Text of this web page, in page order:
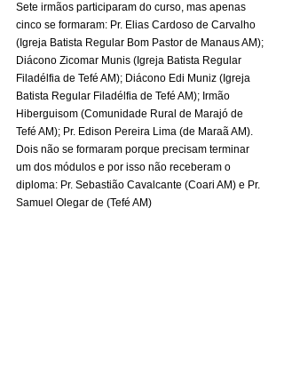
Sete irmãos participaram do curso, mas apenas
cinco se formaram: Pr. Elias Cardoso de Carvalho
(Igreja Batista Regular Bom Pastor de Manaus AM);
Diácono Zicomar Munis (Igreja Batista Regular
Filadélfia de Tefé AM); Diácono Edi Muniz (Igreja
Batista Regular Filadélfia de Tefé AM); Irmão
Hiberguisom (Comunidade Rural de Marajó de
Tefé AM); Pr. Edison Pereira Lima (de Maraã AM).
Dois não se formaram porque precisam terminar
um dos módulos e por isso não receberam o
diploma: Pr. Sebastião Cavalcante (Coari AM) e Pr.
Samuel Olegar de (Tefé AM)